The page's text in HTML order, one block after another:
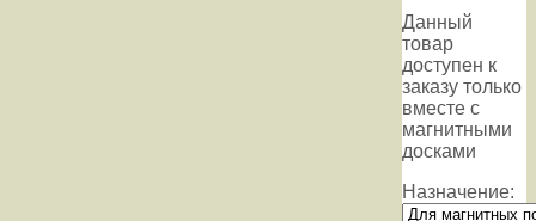
Данный
товар
доступен к
заказу только
вместе с
магнитными
досками
Назначение: